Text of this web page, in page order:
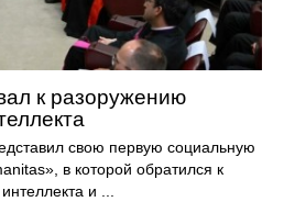
к разоружению
свою первую социальную
в которой обратился к
и ...